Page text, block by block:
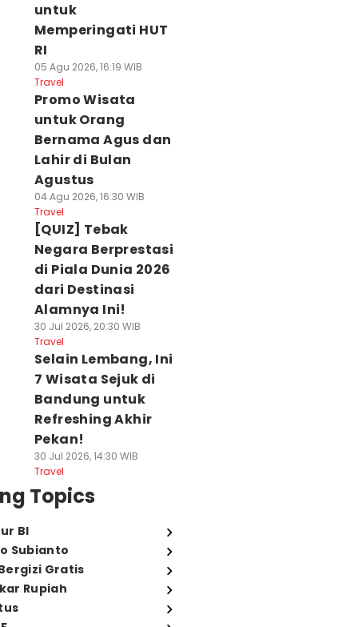
untuk
Memperingati HUT
RI
05 Agu 2026, 16:19 WIB
Travel
Promo Wisata
untuk Orang
Bernama Agus dan
Lahir di Bulan
Agustus
04 Agu 2026, 16:30 WIB
Travel
[QUIZ] Tebak
Negara Berprestasi
di Piala Dunia 2026
dari Destinasi
Alamnya Ini!
30 Jul 2026, 20:30 WIB
Travel
Selain Lembang, Ini
7 Wisata Sejuk di
Bandung untuk
Refreshing Akhir
Pekan!
30 Jul 2026, 14:30 WIB
Travel
Topics
BI
Subianto
Gratis
Rupiah